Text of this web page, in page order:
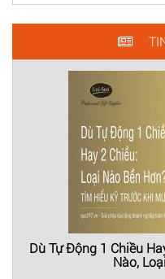
Dù Tự Động 1 Chiều
Nào,